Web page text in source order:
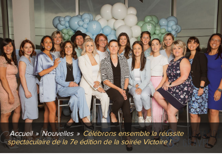
Accueil » Nouvelles » Célébrons ensemble la réussite
spectaculaire de la 7e édition de la soirée Victoire !